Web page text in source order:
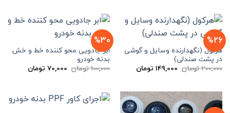
%26
هرکول (نگهدارنده وسایل و گوشی
در پشت صندلی)
200,000تومان قیمت
اصلی
149,000 تومانقیمت
فعلی
%30
ابر جادویی محو کننده خط و خش
بدنه خودرو
100,000تومان قیمت
اصلی
70,000 تومانقیمت
فعلی